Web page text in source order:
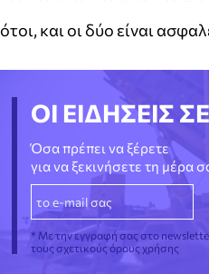
και οι δύο είναι
ΟΙ ΕΙΔΗΣΕΙΣ
Όσα πρέπει να ξέρετε
για να ξεκινήσετε τη μέρα
* Με την εγγραφή σας στο
τους σχετικούς όρους χρήσης